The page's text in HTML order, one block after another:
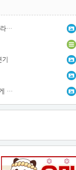
하루종일 게임만 하는 아들때문에 인터넷선 잘라버린 아빠
스레드] 언니 전세금이 부족한데 돈 안 빌려준게 잘못인가요?.txt